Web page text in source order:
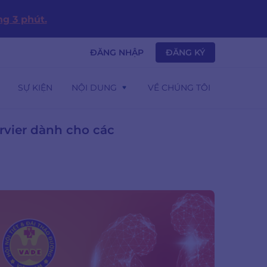
3 phút.
ĐĂNG NHẬP ĐĂNG KÝ
SỰ KIỆN NỘI DUNG VỀ CHÚNG TÔI
dành cho các